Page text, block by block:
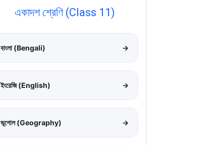
একাদশ শ্রেণি (Class 11)
বাংলা (Bengali) →
ইংরেজি (English) →
ভূগোল (Geography) →